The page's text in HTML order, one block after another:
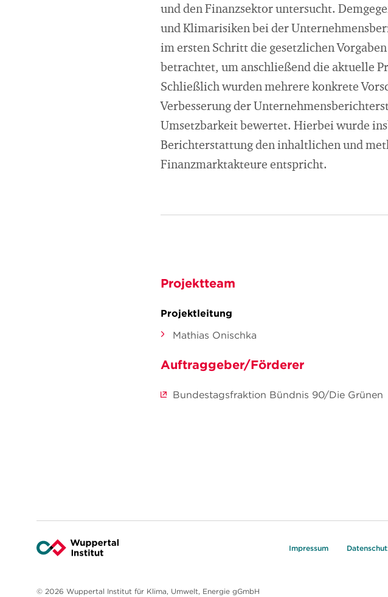
und den Finanzsektor untersucht.
und Klimarisiken bei der
im ersten Schritt die gesetzlichen
betrachtet, um anschließend die aktuelle
Schließlich wurden mehrere konkrete
Verbesserung der
Umsetzbarkeit bewertet. Hierbei wurde
Berichterstattung den inhaltlichen und
Finanzmarktakteure entspricht.
Projektteam
Projektleitung
Mathias Onischka
Auftraggeber/Förderer
Bundestagsfraktion Bündnis 90/Die Grünen
Impressum
© 2026 Wuppertal Institut für Klima, Umwelt, Energie gGmbH